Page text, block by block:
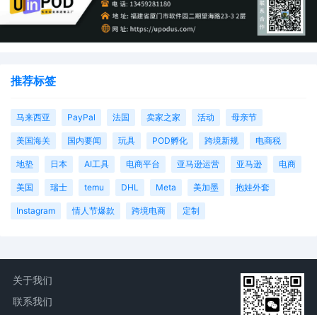
推荐标签
马来西亚 PayPal 法国 卖家之家 活动 母亲节
美国海关 国内要闻 玩具 POD孵化 跨境新规 电商税
地垫 日本 AI工具 电商平台 亚马逊运营 亚马逊 电商
美国 瑞士 temu DHL Meta 美加墨 抱娃外套
Instagram 情人节爆款 跨境电商 定制
关于我们
联系我们